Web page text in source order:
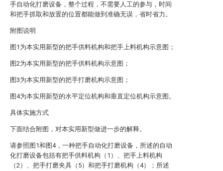
手自动化打磨设备，整个过程，不需要人工的参与，时间
和把手抓取和放置的位置都能做到准确无误，省时省力。
附图说明
图1为本实用新型的把手供料机构和把手上料机构示意图；
图2为本实用新型的把手供料机构示意图；
图3为本实用新型的把手打磨机构示意图；
图4为本实用新型的水平定位机构和垂直定位机构示意图。
具体实施方式
下面结合附图，对本实用新型做进一步的解释。
请参照图1和图4，一种把手自动化打磨设备，所述的自动
化打磨设备包括有把手供料机构（1）、把手上料机构
（2）、把手打磨夹具（5）和把手打磨机构（4）；所述